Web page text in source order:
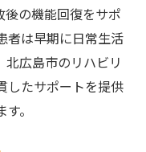
後の機能回復をサポ
者は早期に日常生活
北広島市のリハビリ
したサポートを提供
。